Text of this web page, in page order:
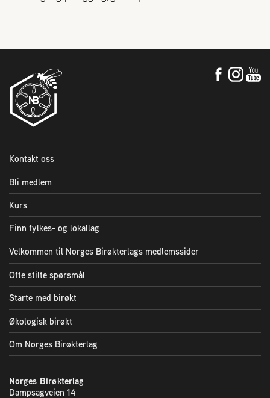
Lover og regler
Sjekkliste for kjøp og salg av bier
Sykdom hos bier
Sukkeravgiftsrefusjon
Prosjekter
Norges Birøkterlags standpunkt
Min side (Rubic)
Dampsagveien 14
Kontakt oss
Bli medlem
Kurs
Finn fylkes- og lokallag
Velkommen til Norges Birøkterlags medlemssider
Ofte stilte spørsmål
Starte med birøkt
Økologisk birøkt
Om Norges Birøkterlag
Norges Birøkterlag
Dampsagveien 14